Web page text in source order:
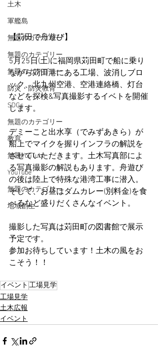
土木
軍艦島
無題のカテゴリー
無題のカテゴリー
無題のカテゴリー
防災・防災教育
SDGs
無題のカテゴリー
教育
無題YouTube
YouTube
無題のカテゴリー
地域創生
【苅田で舟遊び】
5月25日(土)に福岡県苅田町で船に乗り
ながら苅田港にある工場、波消しブロ
ック、北九州空港、空港連絡橋、灯台
などを探検&写真撮影するイベトを開催
します。
デミーこと出水享（でみずあきら）が
船上でマイクを握りインフラの解説を
させていただきます。土木写真部によ
る写真撮影の解説もあります。舟遊び
の後は陸上で特殊な港湾工事に潜入。
そして、お昼はダムカレー(別料金)を食
べるなど盛りだくさんなイベント。
撮影した写真は苅田町の図書館で展示
予定です。
参加お待ちしています！土木の風をお
こそう！！
イベント 工場見学
工場見学
土木広報
イベント